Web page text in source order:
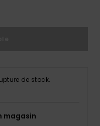
de stock.
magasin